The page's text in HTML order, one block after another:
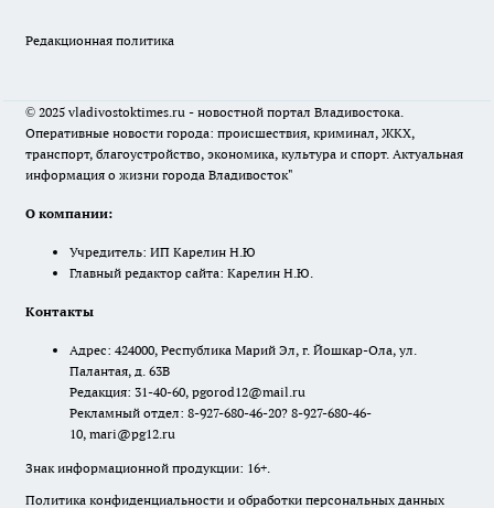
Редакционная политика
© 2025 vladivostoktimes.ru - новостной портал Владивостока.
Оперативные новости города: происшествия, криминал, ЖКХ,
транспорт, благоустройство, экономика, культура и спорт. Актуальная
информация о жизни города Владивосток"
О компании:
Учредитель: ИП Карелин Н.Ю
Главный редактор сайта: Карелин Н.Ю.
Контакты
Адрес: 424000, Республика Марий Эл, г. Йошкар-Ола, ул.
Палантая, д. 63В
Редакция: 31-40-60, pgorod12@mail.ru
Рекламный отдел: 8-927-680-46-20? 8-927-680-46-
10, mari@pg12.ru
Знак информационной продукции: 16+.
Политика конфиденциальности и обработки персональных данных